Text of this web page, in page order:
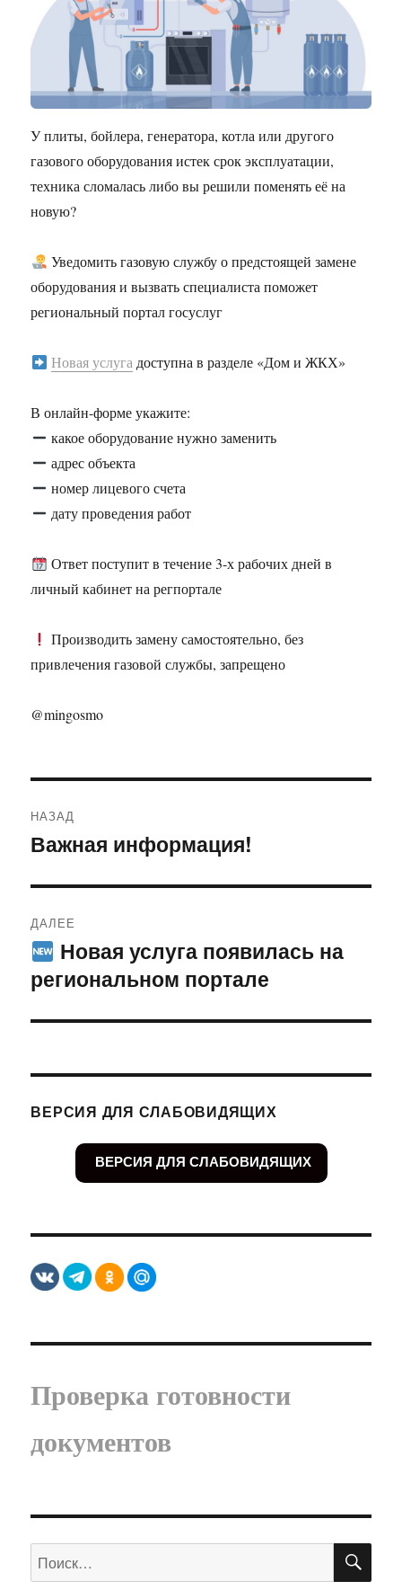
У плиты, бойлера, генератора, котла или другого
газового оборудования истек срок эксплуатации,
техника сломалась либо вы решили поменять её на
новую?
Уведомить газовую службу о предстоящей замене
оборудования и вызвать специалиста поможет
региональный портал госуслуг
Новая услугадоступна в разделе «Дом и ЖКХ»
В онлайн-форме укажите:
какое оборудование нужно заменить
адрес объекта
номер лицевого счета
дату проведения работ
Ответ поступит в течение 3-х рабочих дней в
личный кабинет на регпортале
Производить замену самостоятельно, без
привлечения газовой службы, запрещено
@mingosmo
по
НАЗАД
Предыдущая
Важная информация!
ДАЛЕЕ
Следующая
запись:
Новая услуга появилась на
региональном портале
ВЕРСИЯ ДЛЯ СЛАБОВИДЯЩИХ
ВЕРСИЯ ДЛЯ СЛАБОВИДЯЩИХ
Проверка готовности
документов
Искать: